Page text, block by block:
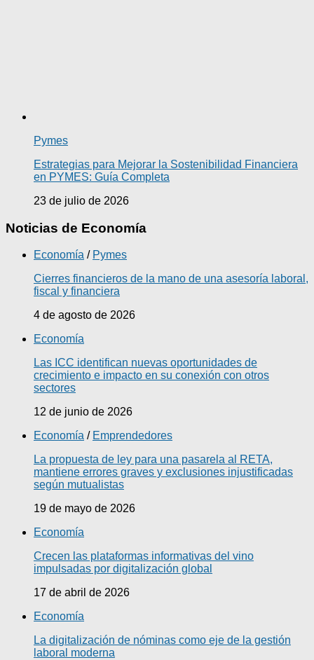
Pymes
Estrategias para Mejorar la Sostenibilidad Financiera
en PYMES: Guía Completa
23 de julio de 2026
Noticias de Economía
Economía / Pymes
Cierres financieros de la mano de una asesoría laboral,
fiscal y financiera
4 de agosto de 2026
Economía
Las ICC identifican nuevas oportunidades de
crecimiento e impacto en su conexión con otros
sectores
12 de junio de 2026
Economía / Emprendedores
La propuesta de ley para una pasarela al RETA,
mantiene errores graves y exclusiones injustificadas
según mutualistas
19 de mayo de 2026
Economía
Crecen las plataformas informativas del vino
impulsadas por digitalización global
17 de abril de 2026
Economía
La digitalización de nóminas como eje de la gestión
laboral moderna